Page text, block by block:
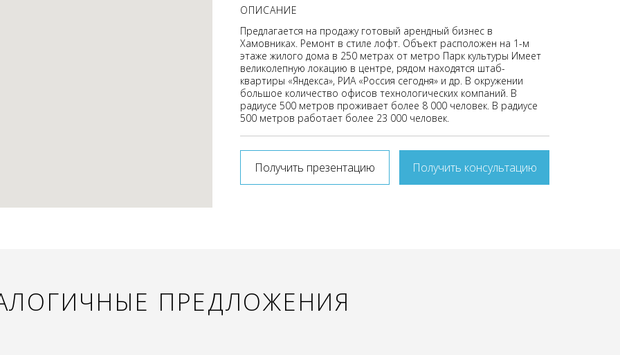
ОПИСАНИЕ
Предлагается на продажу готовый арендный бизнес в
Хамовниках. Ремонт в стиле лофт. Объект расположен на 1-м
этаже жилого дома в 250 метрах от метро Парк культуры Имеет
великолепную локацию в центре, рядом находятся штаб-
квартиры «Яндекса», РИА «Россия сегодня» и др. В окружении
большое количество офисов технологических компаний. В
радиусе 500 метров проживает более 8 000 человек. В радиусе
500 метров работает более 23 000 человек.
Получить презентацию Получить консультацию
ПРЕДЛОЖЕНИЯ